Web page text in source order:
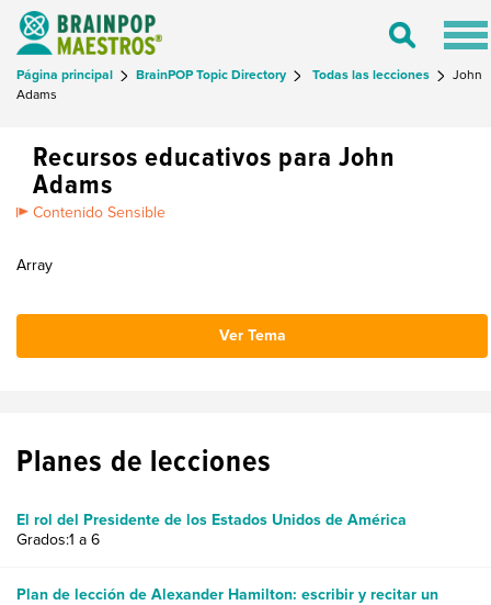
Toggle
Página principal BrainPOP Topic Directory Todas las lecciones
John
Adams
Recursos educativos para John
Adams
Contenido Sensible
Array
Ver Tema
Planes de lecciones
El rol del Presidente de los Estados Unidos de América
Grados:1 a 6
Plan de lección de Alexander Hamilton: escribir y recitar un